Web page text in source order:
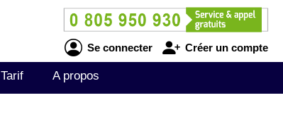
Se connecter Créer un compte
Tarif A propos